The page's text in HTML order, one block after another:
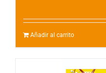
Añadir al carrito